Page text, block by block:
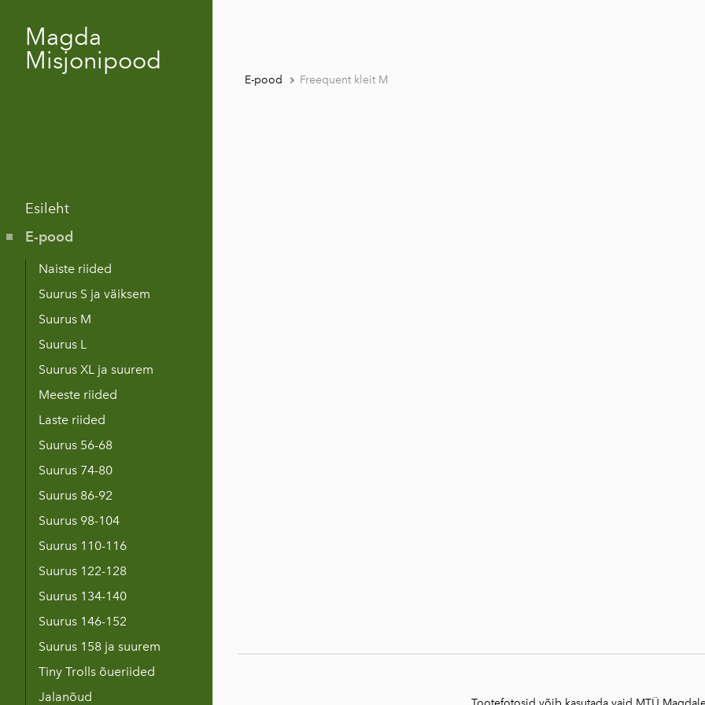
Magda
Misjonipood
Esileht
E-pood
Naiste riided
Suurus S ja väiksem
Suurus M
Suurus L
Suurus XL ja suurem
Meeste riided
Laste riided
Suurus 56-68
Suurus 74-80
Suurus 86-92
Suurus 98-104
Suurus 110-116
Suurus 122-128
Suurus 134-140
Suurus 146-152
Suurus 158 ja suurem
Tiny Trolls õueriided
Jalanõud
E-pood Freequent kleit M